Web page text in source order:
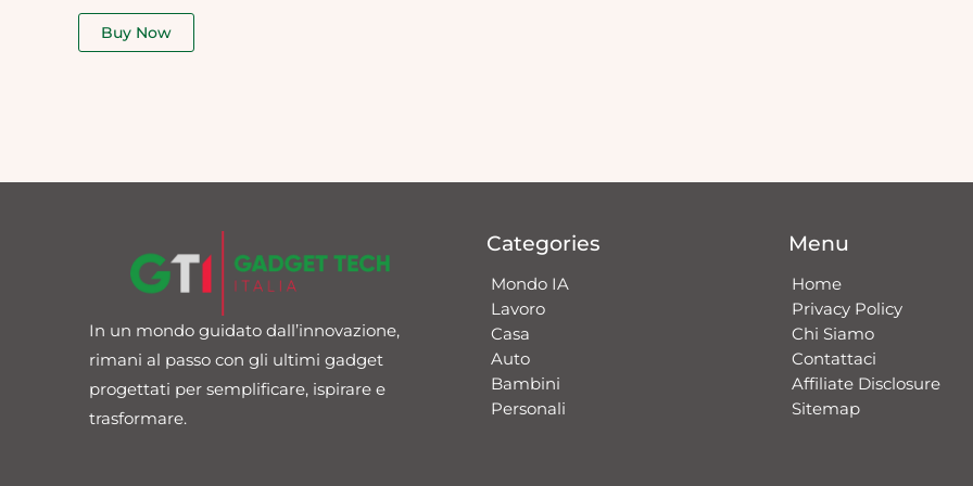
out
Buy Now
In un mondo guidato dall’innovazione,
rimani al passo con gli ultimi gadget
progettati per semplificare, ispirare e
trasformare.
Categories
Mondo IA
Lavoro
Casa
Auto
Bambini
Personali
Menu
Home
Privacy Policy
Chi Siamo
Contattaci​
Affiliate Disclosure
Sitemap